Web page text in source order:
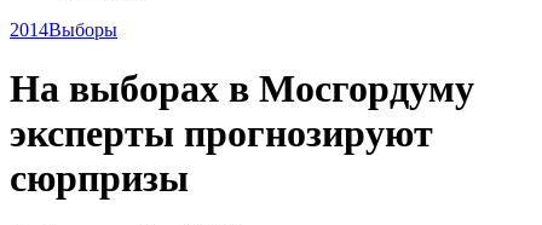
2014Выборы
На выборах в Мосгордуму
эксперты прогнозируют
сюрпризы